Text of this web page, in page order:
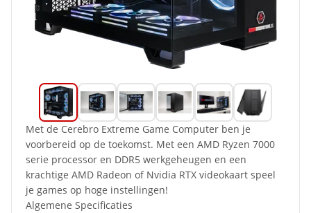
Met de Cerebro Extreme Game Computer ben je
voorbereid op de toekomst. Met een AMD Ryzen 7000
serie processor en DDR5 werkgeheugen en een
krachtige AMD Radeon of Nvidia RTX videokaart speel
je games op hoge instellingen!
Algemene Specificaties